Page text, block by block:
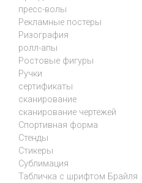
пресс-волы
Рекламные постеры
Ризография
ролл-апы
Ростовые фигуры
Ручки
сертификаты
сканирование
сканирование чертежей
Спортивная форма
Стенды
Стикеры
Сублимация
Табличка с шрифтом Брайля